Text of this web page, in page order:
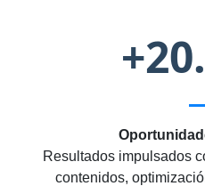
Resultados impulsados
contenidos,